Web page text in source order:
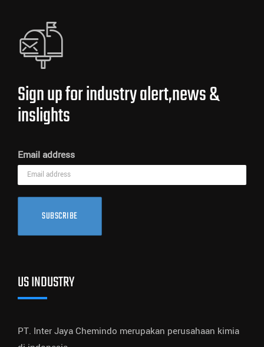
Sign up for industry alert,news &
inslights
Email address
SUBSCRIBE
US INDUSTRY
PT. Inter Jaya Chemindo merupakan perusahaan kimia